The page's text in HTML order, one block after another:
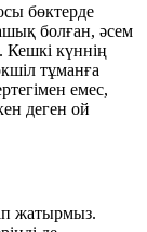
бөктерде
болған, әсем
күннің
тұманға
емес,
деген ой
жатырмыз.